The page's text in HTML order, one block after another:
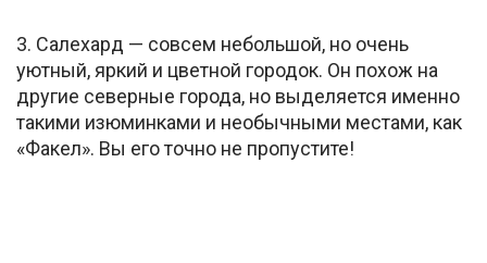
3. Салехард — совсем небольшой, но очень
уютный, яркий и цветной городок. Он похож на
другие северные города, но выделяется именно
такими изюминками и необычными местами, как
«Факел». Вы его точно не пропустите!